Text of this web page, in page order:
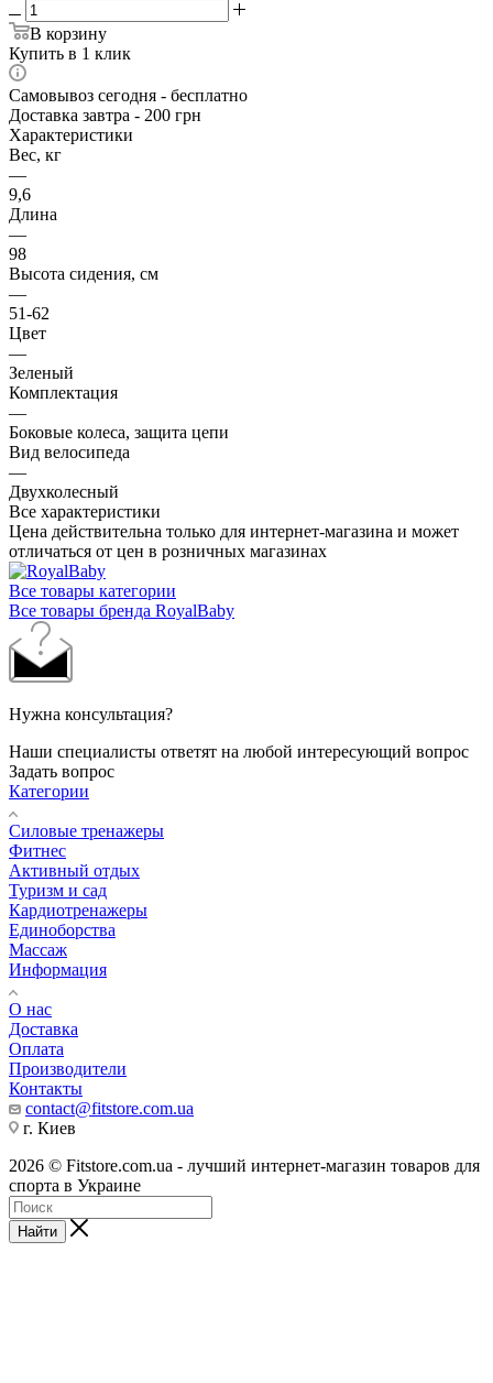
В корзину
Купить в 1 клик
Самовывоз сегодня - бесплатно
Доставка завтра - 200 грн
Характеристики
Вес, кг
—
9,6
Длина
—
98
Высота сидения, см
—
51-62
Цвет
—
Зеленый
Комплектация
—
Боковые колеса, защита цепи
Вид велосипеда
—
Двухколесный
Все характеристики
Цена действительна только для интернет-магазина и может
отличаться от цен в розничных магазинах
Все товары категории
Все товары бренда RoyalBaby
Нужна консультация?
Наши специалисты ответят на любой интересующий вопрос
Задать вопрос
Категории
Силовые тренажеры
Фитнес
Активный отдых
Туризм и сад
Кардиотренажеры
Единоборства
Массаж
Информация
О нас
Доставка
Оплата
Производители
Контакты
contact@fitstore.com.ua
г. Киев
2026 © Fitstore.com.ua - лучший интернет-магазин товаров для
спорта в Украине
Найти